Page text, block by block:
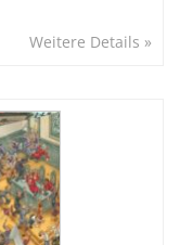
Weitere Details »